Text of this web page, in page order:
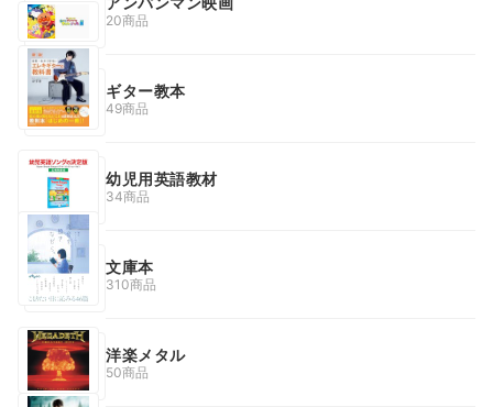
20商品
ギター教本
49商品
幼児用英語教材
34商品
文庫本
310商品
洋楽メタル
50商品